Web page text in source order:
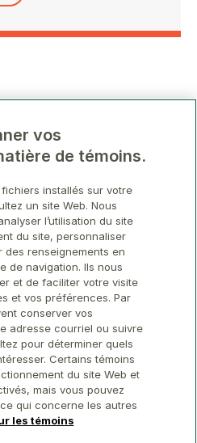
vos
de témoins.
installés sur votre
un site Web. Nous
l’utilisation du site
du site, personnaliser
renseignements en
de navigation. Ils nous
et de faciliter votre visite
et vos préférences. Par
conserver vos
adresse courriel ou suivre
pour déterminer quels
Certains témoins
du site Web et
mais vous pouvez
qui concerne les autres
les témoins